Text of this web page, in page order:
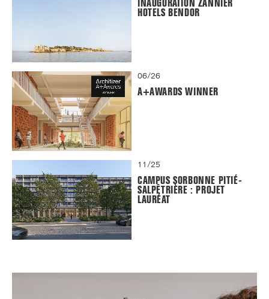
INAUGURATION ZANNIER
HOTELS BENDOR
06/26
A+AWARDS WINNER
11/25
CAMPUS SORBONNE PITIÉ-
SALPÊTRIÈRE : PROJET
LAURÉAT